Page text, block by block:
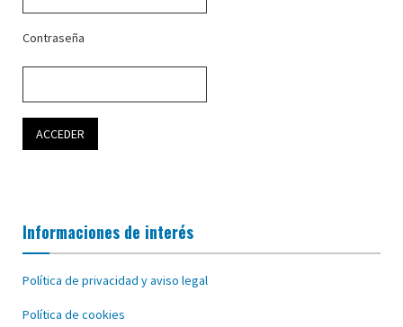
Contraseña
Informaciones de interés
Política de privacidad y aviso legal
Política de cookies